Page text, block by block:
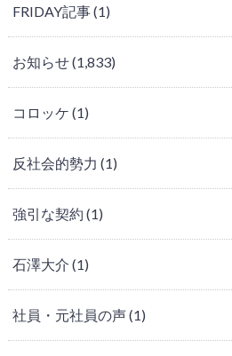
FRIDAY記事(1)
お知らせ(1,833)
コロッケ (1)
反社会的勢力 (1)
強引な契約 (1)
石澤大介 (1)
社員・元社員の声(1)